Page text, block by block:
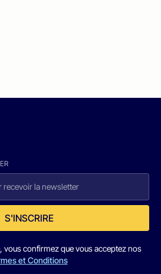
S'INSCRIRE
vous confirmez que vous acceptez nos
et Conditions